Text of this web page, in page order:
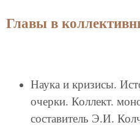
Главы в
Наука и кризисы.
очерки. Коллект.
составитель Э.И.